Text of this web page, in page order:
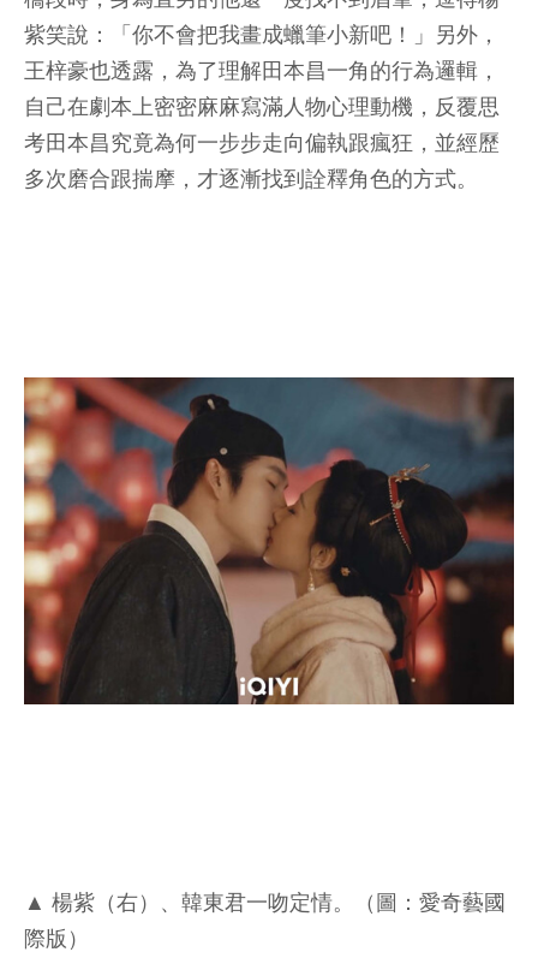
紫笑說：「你不會把我畫成蠟筆小新吧！」另外，
王梓豪也透露，為了理解田本昌一角的行為邏輯，
自己在劇本上密密麻麻寫滿人物心理動機，反覆思
考田本昌究竟為何一步步走向偏執跟瘋狂，並經歷
多次磨合跟揣摩，才逐漸找到詮釋角色的方式。
▲ 楊紫（右）、韓東君一吻定情。（圖：愛奇藝國
際版）